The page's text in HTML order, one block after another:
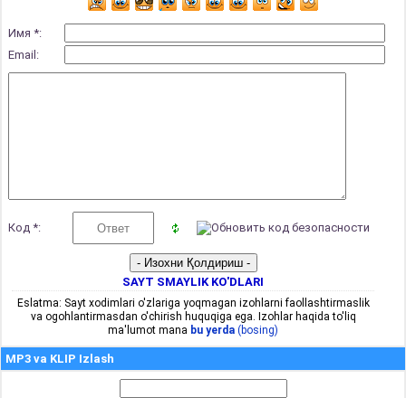
Имя *:
Email:
Код *:
SAYT SMAYLIK KO'DLARI
Eslatma: Sayt xodimlari o'zlariga yoqmagan izohlarni faollashtirmaslik
va ogohlantirmasdan o'chirish huquqiga ega. Izohlar haqida to'liq
ma'lumot mana bu yerda (bosing)
MP3 va KLIP Izlash